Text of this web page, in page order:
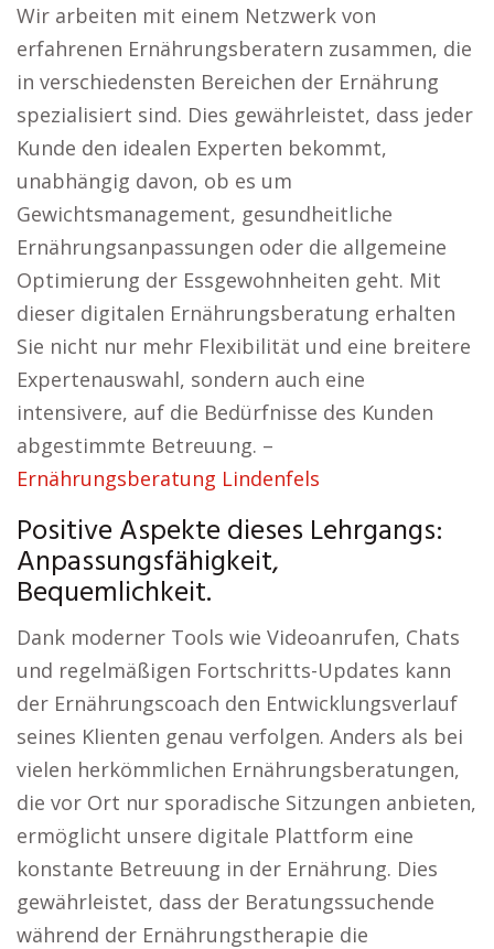
Wir arbeiten mit einem Netzwerk von
erfahrenen Ernährungsberatern zusammen, die
in verschiedensten Bereichen der Ernährung
spezialisiert sind. Dies gewährleistet, dass jeder
Kunde den idealen Experten bekommt,
unabhängig davon, ob es um
Gewichtsmanagement, gesundheitliche
Ernährungsanpassungen oder die allgemeine
Optimierung der Essgewohnheiten geht. Mit
dieser digitalen Ernährungsberatung erhalten
Sie nicht nur mehr Flexibilität und eine breitere
Expertenauswahl, sondern auch eine
intensivere, auf die Bedürfnisse des Kunden
abgestimmte Betreuung. –
Ernährungsberatung Lindenfels
Positive Aspekte dieses Lehrgangs:
Anpassungsfähigkeit,
Bequemlichkeit.
Dank moderner Tools wie Videoanrufen, Chats
und regelmäßigen Fortschritts-Updates kann
der Ernährungscoach den Entwicklungsverlauf
seines Klienten genau verfolgen. Anders als bei
vielen herkömmlichen Ernährungsberatungen,
die vor Ort nur sporadische Sitzungen anbieten,
ermöglicht unsere digitale Plattform eine
konstante Betreuung in der Ernährung. Dies
gewährleistet, dass der Beratungssuchende
während der Ernährungstherapie die